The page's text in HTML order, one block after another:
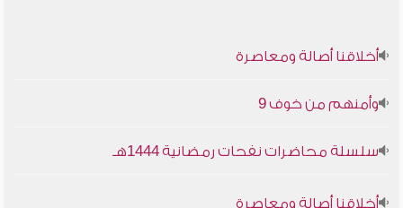
أخلاقنا أصالة ومعاصرة
وأمنهم من خوف 9
سلسلة محاضرات نفحات رمضانية 1444هـ
أخلاقنا أصالة ومعاصرة